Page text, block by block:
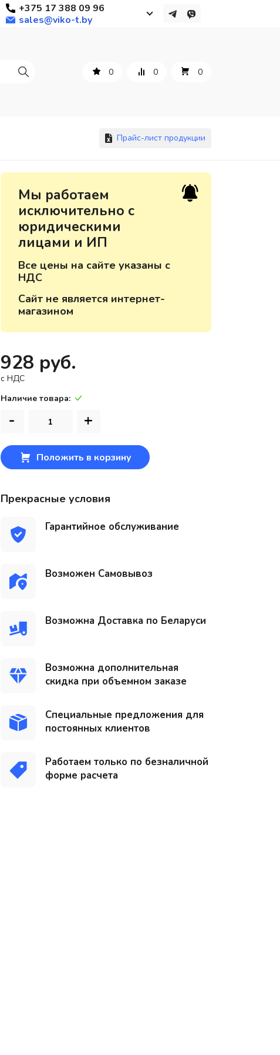
+375 17 388 09 96
sales@viko-t.by
+375 17 388 09 96
По всем вопросам
sales@viko-t.by
Оплата и доставка
Контакты
17, пом. 38, оф. №1
0 0 0
Прайс-лист продукции
Мы работаем
исключительно с
юридическими
лицами и ИП
Все цены на сайте указаны с
НДС
Сайт не является интернет-
магазином
928 руб.
c НДС
Наличие товара:
- +
Положить в корзину
Прекрасные условия
Гарантийное обслуживание
Возможен Самовывоз
Возможна Доставка по Беларуси
Возможна дополнительная
скидка при объемном заказе
Специальные предложения для
постоянных клиентов
Работаем только по безналичной
форме расчета